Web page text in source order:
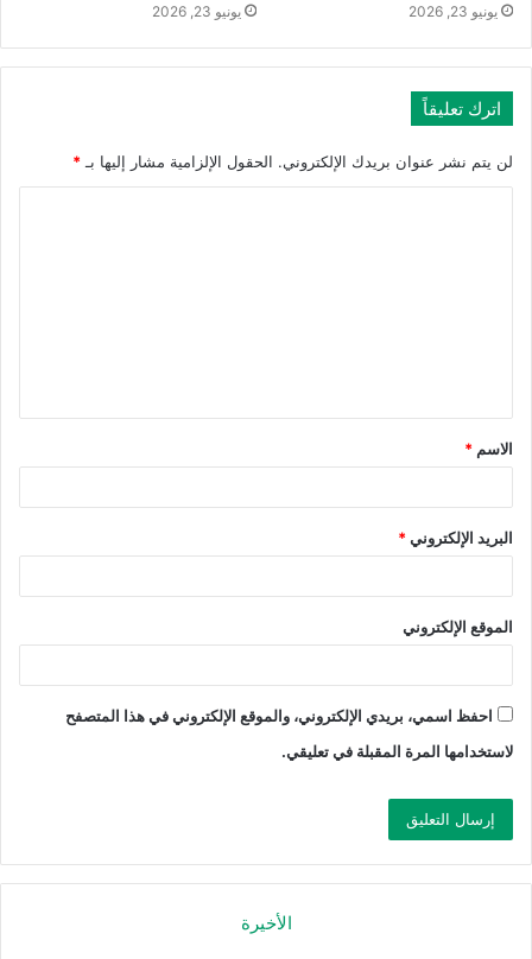
يونيو 23, 2026 يونيو 23, 2026
اترك تعليقاً
لن يتم نشر عنوان بريدك الإلكتروني. الحقول الإلزامية مشار إليها بـ *
الاسم *
البريد الإلكتروني*
الموقع الإلكتروني
احفظ اسمي، بريدي الإلكتروني، والموقع الإلكتروني في هذا المتصفح
لاستخدامها المرة المقبلة في تعليقي.
الأخيرة